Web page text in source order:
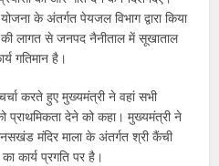
के अंतर्गत पेयजल विभाग द्वारा किया
लागत से जनपद नैनीताल में सूखाताल
गतिमान है।
करते हुए मुख्यमंत्री ने वहां सभी
प्राथमिकता देने को कहा। मुख्यमंत्री ने
मंदिर माला के अंतर्गत श्री कैंची
कार्य प्रगति पर है।